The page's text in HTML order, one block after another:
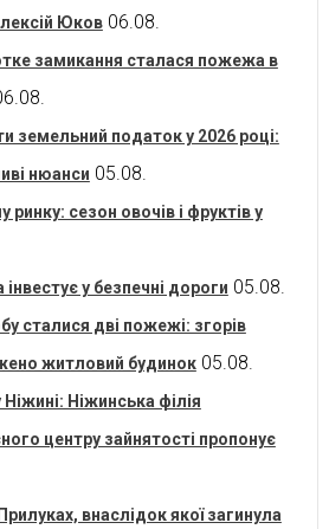
Юков 06.08.
замикання сталася пожежа в
земельний податок у 2026 році:
нюанси 05.08.
ринку: сезон овочів і фруктів у
у безпечні дороги 05.08.
сталися дві пожежі: згорів
житловий будинок 05.08.
Ніжині: Ніжинська філія
центру зайнятості пропонує
внаслідок якої загинула